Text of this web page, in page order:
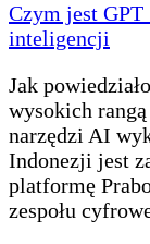
Czym jest
inteligencji
Jak
wysokich
narzędzi AI
Indonezji jest
platformę
zespołu